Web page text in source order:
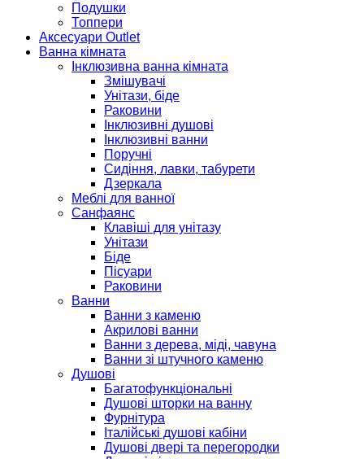
Подушки
Топпери
Аксесуари Outlet
Ванна кімната
Інклюзивна ванна кімната
Змішувачі
Унітази, біде
Раковини
Інклюзивні душові
Інклюзивні ванни
Поручні
Сидіння, лавки, табурети
Дзеркала
Меблі для ванної
Санфаянс
Клавіші для унітазу
Унітази
Біде
Пісуари
Раковини
Ванни
Ванни з каменю
Акрилові ванни
Ванни з дерева, міді, чавуна
Ванни зі штучного каменю
Душові
Багатофункціональні
Душові шторки на ванну
Фурнітура
Італійські душові кабіни
Душові двері та перегородки